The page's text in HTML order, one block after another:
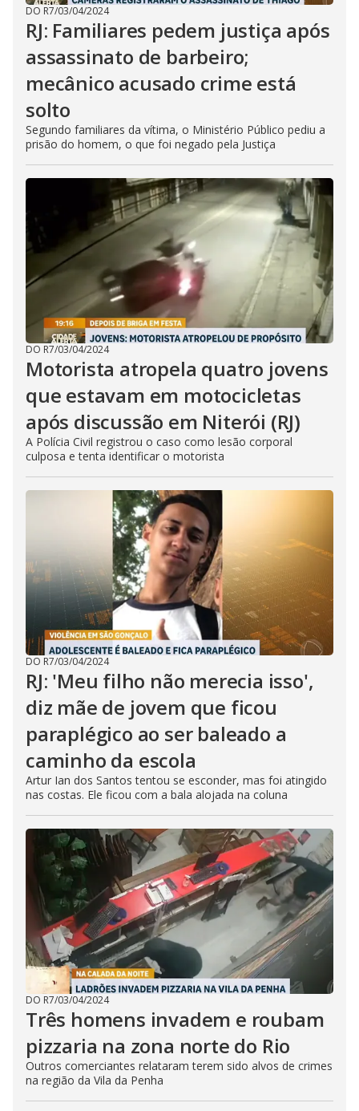
DO R7/03/04/2024
RJ: Familiares pedem justiça após
assassinato de barbeiro;
mecânico acusado crime está
solto
Segundo familiares da vítima, o Ministério Público pediu a
prisão do homem, o que foi negado pela Justiça
DO R7/03/04/2024
Motorista atropela quatro jovens
que estavam em motocicletas
após discussão em Niterói (RJ)
A Polícia Civil registrou o caso como lesão corporal
culposa e tenta identificar o motorista
DO R7/03/04/2024
RJ: 'Meu filho não merecia isso',
diz mãe de jovem que ficou
paraplégico ao ser baleado a
caminho da escola
Artur Ian dos Santos tentou se esconder, mas foi atingido
nas costas. Ele ficou com a bala alojada na coluna
DO R7/03/04/2024
Três homens invadem e roubam
pizzaria na zona norte do Rio
Outros comerciantes relataram terem sido alvos de crimes
na região da Vila da Penha